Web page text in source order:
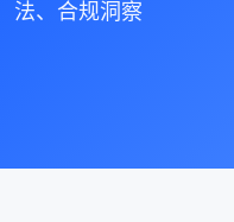
法、合规洞察